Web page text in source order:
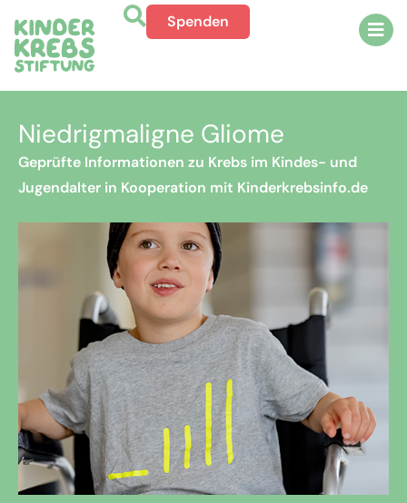
Spenden
Niedrigmaligne Gliome
Geprüfte Informationen zu Krebs im Kindes- und
Jugendalter in Kooperation mit Kinderkrebsinfo.de